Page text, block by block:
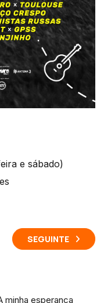
e sábado)
SEGUINTE
minha esperança